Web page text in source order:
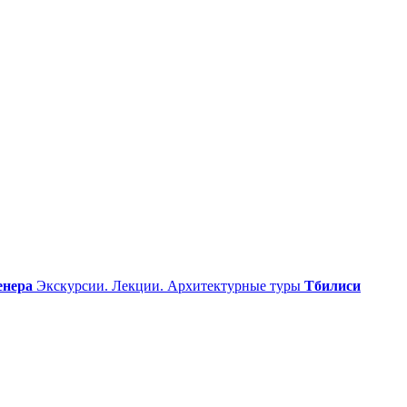
Экскурсии. Лекции. Архитектурные туры Тбилиси